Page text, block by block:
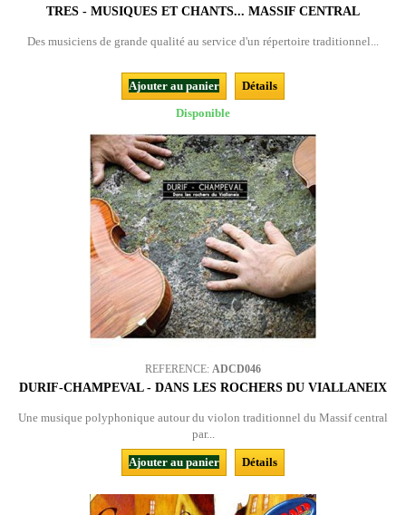
TRES - MUSIQUES ET CHANTS... MASSIF CENTRAL
Des musiciens de grande qualité au service d'un répertoire traditionnel...
Ajouter au panier
Détails
Disponible
REFERENCE: ADCD046
DURIF-CHAMPEVAL - DANS LES ROCHERS DU VIALLANEIX
Une musique polyphonique autour du violon traditionnel du Massif central
par...
Ajouter au panier Détails